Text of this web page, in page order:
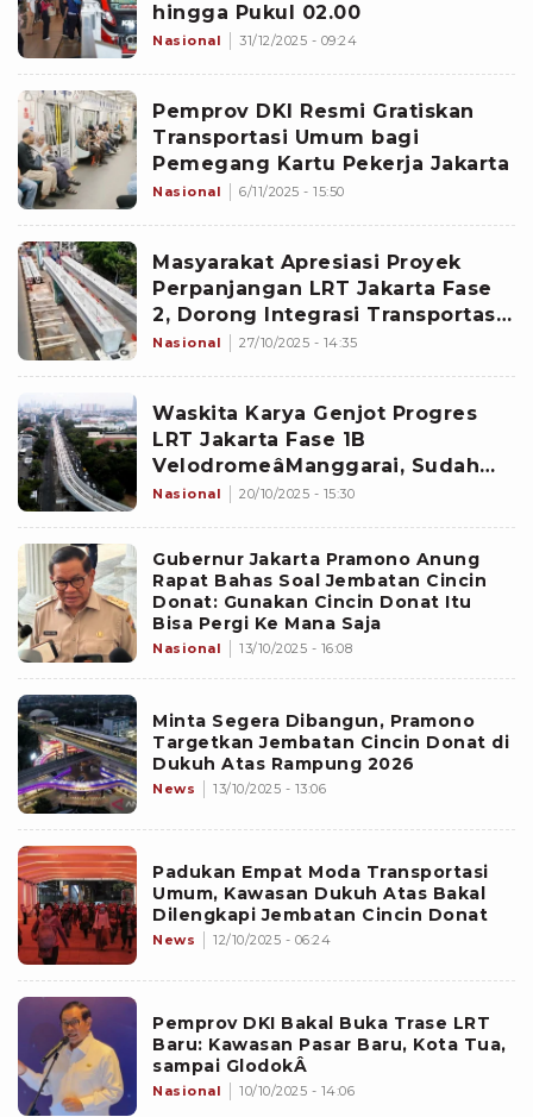
hingga Pukul 02.00
Nasional 31/12/2025 - 09:24
Pemprov DKI Resmi Gratiskan
Transportasi Umum bagi
Pemegang Kartu Pekerja Jakarta
Nasional 6/11/2025 - 15:50
Masyarakat Apresiasi Proyek
Perpanjangan LRT Jakarta Fase
2, Dorong Integrasi Transportasi
Ibu Kota
Nasional 27/10/2025 - 14:35
Waskita Karya Genjot Progres
LRT Jakarta Fase 1B
VelodromeâManggarai, Sudah
Capai 74 Persen
Nasional 20/10/2025 - 15:30
Gubernur Jakarta Pramono Anung
Rapat Bahas Soal Jembatan Cincin
Donat: Gunakan Cincin Donat Itu
Bisa Pergi Ke Mana Saja
Nasional 13/10/2025 - 16:08
Minta Segera Dibangun, Pramono
Targetkan Jembatan Cincin Donat di
Dukuh Atas Rampung 2026
News 13/10/2025 - 13:06
Padukan Empat Moda Transportasi
Umum, Kawasan Dukuh Atas Bakal
Dilengkapi Jembatan Cincin Donat
News 12/10/2025 - 06:24
Pemprov DKI Bakal Buka Trase LRT
Baru: Kawasan Pasar Baru, Kota Tua,
sampai GlodokÂ
Nasional 10/10/2025 - 14:06